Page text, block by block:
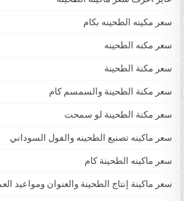
سعر مكينه الطحينه بكام
سعر مكنه الطحينه
سعر مكنة الطحينة
سعر مكنة الطحينة والسمسم كام
سعر مكنة الطحينة لو سمحت
سعر ماكينه تصنيع الطحينه والفول السوداني
سعر ماكينه الطحينة كام
سعر ماكينة إنتاج الطحينة والعنوان ومواعيد